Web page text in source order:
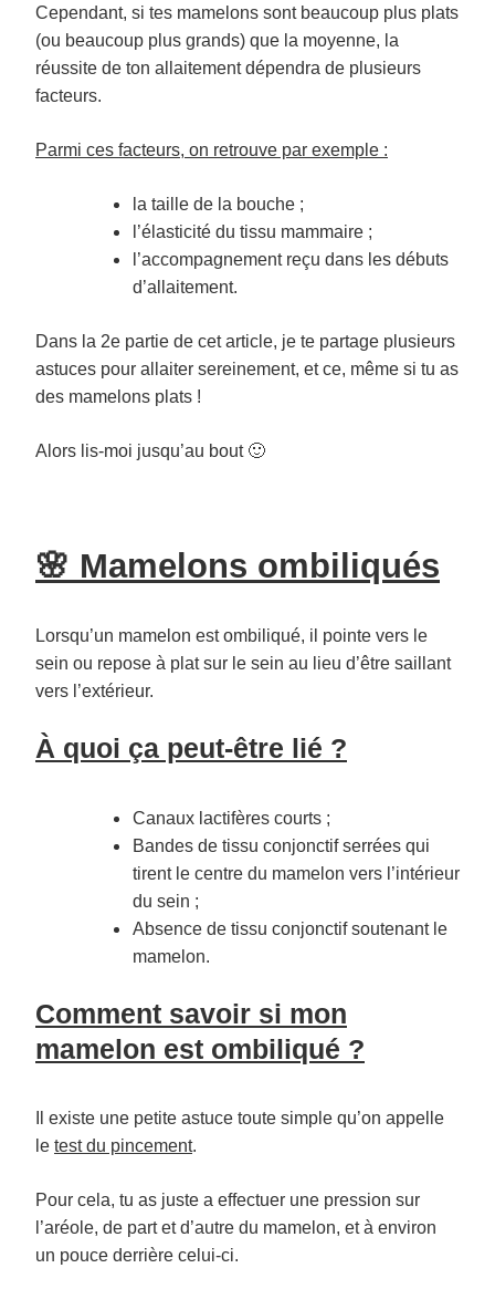
Cependant, si tes mamelons sont beaucoup plus plats
(ou beaucoup plus grands) que la moyenne, la
réussite de ton allaitement dépendra de plusieurs
facteurs.
Parmi ces facteurs, on retrouve par exemple :
la taille de la bouche ;
l’élasticité du tissu mammaire ;
l’accompagnement reçu dans les débuts
d’allaitement.
Dans la 2e partie de cet article, je te partage plusieurs
astuces pour allaiter sereinement, et ce, même si tu as
des mamelons plats !
Alors lis-moi jusqu’au bout 🙂
🌸 Mamelons ombiliqués
Lorsqu’un mamelon est ombiliqué, il pointe vers le
sein ou repose à plat sur le sein au lieu d’être saillant
vers l’extérieur.
À quoi ça peut-être lié ?
Canaux lactifères courts ;
Bandes de tissu conjonctif serrées qui
tirent le centre du mamelon vers l’intérieur
du sein ;
Absence de tissu conjonctif soutenant le
mamelon.
Comment savoir si mon
mamelon est ombiliqué ?
Il existe une petite astuce toute simple qu’on appelle
le test du pincement.
Pour cela, tu as juste a effectuer une pression sur
l’aréole, de part et d’autre du mamelon, et à environ
un pouce derrière celui-ci.